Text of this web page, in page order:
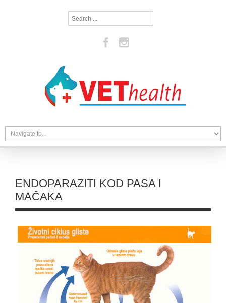
Search
...
ENDOPARAZITI KOD PASA I
MAČAKA